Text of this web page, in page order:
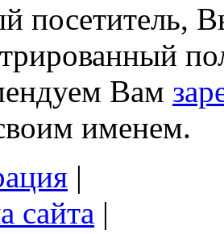
посетитель,
Вам
именем.
|
сайта |